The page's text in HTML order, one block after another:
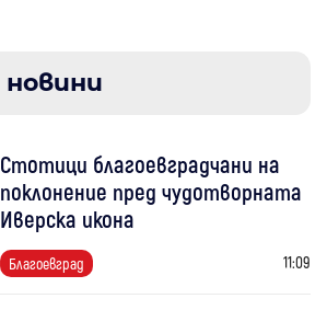
Стотици благоевградчани на
поклонение пред чудотворната
Иверска икона
Благоевград 11:09